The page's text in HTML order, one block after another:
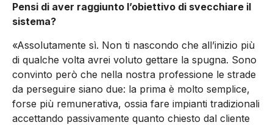
Pensi di aver raggiunto l’obiettivo di svecchiare il
sistema?
«Assolutamente sì. Non ti nascondo che all’inizio più
di qualche volta avrei voluto gettare la spugna. Sono
convinto però che nella nostra professione le strade
da perseguire siano due: la prima è molto semplice,
forse più remunerativa, ossia fare impianti tradizionali
accettando passivamente quanto chiesto dal cliente